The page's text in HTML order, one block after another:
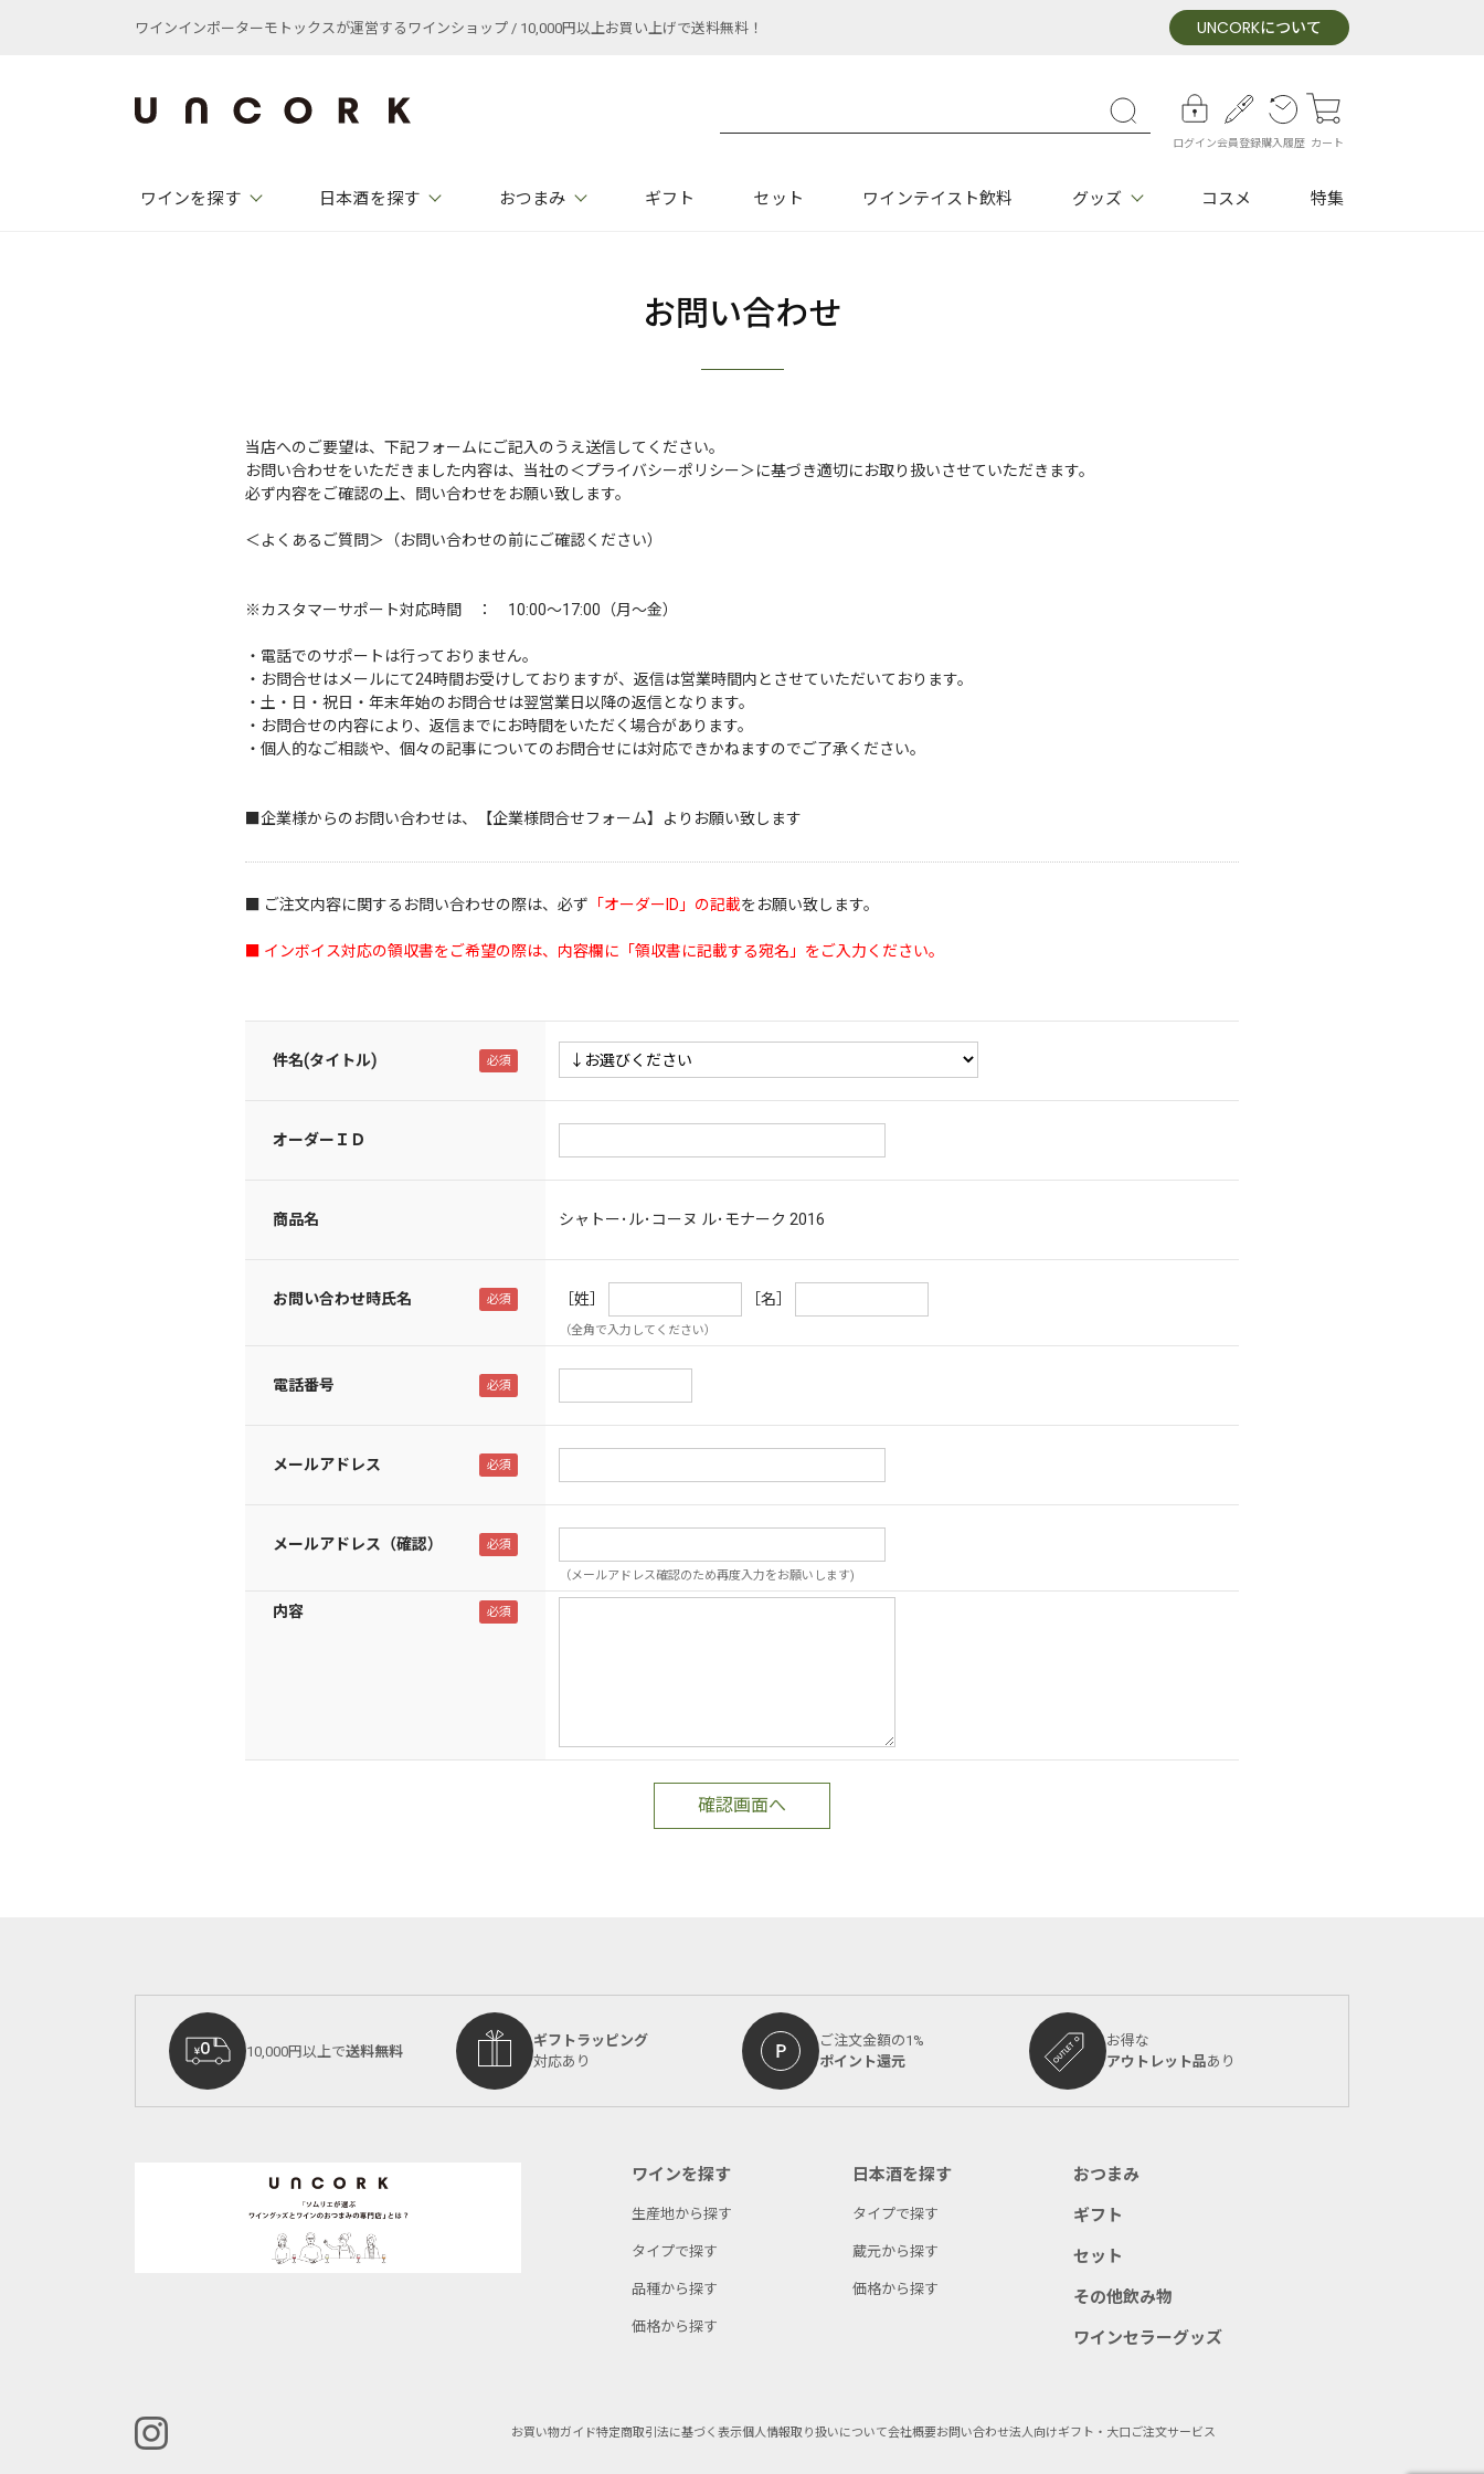
ワインインポーターモトックスが運営するワインショップ / 10,000円以上お買い上げで送料無料！ UNCORKについて
ログイン会員登録購入履歴 カート
ワインを探す 日本酒を探す おつまみ ギフト セット ワインテイスト飲料 グッズ コスメ 特集
お問い合わせ
当店へのご要望は、下記フォームにご記入のうえ送信してください。
お問い合わせをいただきました内容は、当社の＜プライバシーポリシー＞に基づき適切にお取り扱いさせていただきます。
必ず内容をご確認の上、問い合わせをお願い致します。
＜よくあるご質問＞（お問い合わせの前にご確認ください）
※カスタマーサポート対応時間 ： 10:00～17:00（月～金）
・電話でのサポートは行っておりません。
・お問合せはメールにて24時間お受けしておりますが、返信は営業時間内とさせていただいております。
・土・日・祝日・年末年始のお問合せは翌営業日以降の返信となります。
・お問合せの内容により、返信までにお時間をいただく場合があります。
・個人的なご相談や、個々の記事についてのお問合せには対応できかねますのでご了承ください。
■企業様からのお問い合わせは、 【企業様問合せフォーム】 よりお願い致します
■ ご注文内容に関するお問い合わせの際は、必ず 「オーダーID」の記載をお願い致します。
■ インボイス対応の領収書をご希望の際は、内容欄に「領収書に記載する宛名」をご入力ください。
件名(タイトル)
オーダーＩＤ
商品名 シャトー･ル･コーヌ ル･モナーク 2016
お問い合わせ時氏名 ［姓］ ［名］
（全角で入力してください）
電話番号
メールアドレス
メールアドレス（確認）
（メールアドレス確認のため再度入力をお願いします)
内容
10,000円以上で送料無料
ギフトラッピング
対応あり
ご注文金額の1%
ポイント還元
お得な
アウトレット品あり
ワインを探す
生産地から探す
タイプで探す
品種から探す
価格から探す
日本酒を探す
タイプで探す
蔵元から探す
価格から探す
おつまみ
ギフト
セット
その他飲み物
ワインセラーグッズ
お買い物ガイド特定商取引法に基づく表示個人情報取り扱いについて会社概要お問い合わせ法人向けギフト・大口ご注文サービス